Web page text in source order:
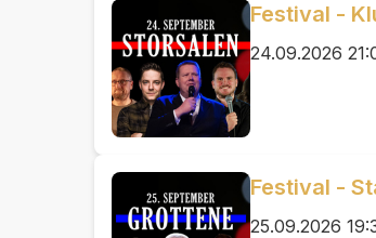
Festival -
24.09.2026
Festival -
25.09.2026